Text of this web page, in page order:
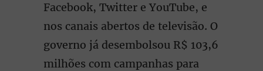
Facebook, Twitter e YouTube, e
nos canais abertos de televisão. O
governo já desembolsou R$ 103,6
milhões com campanhas para